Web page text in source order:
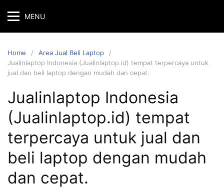
MENU
Home
Area Jual Beli Laptop
Jualinlaptop Indonesia (Jualinlaptop.id) tempat terpercaya untuk
jual dan beli laptop dengan mudah dan cepat.
Jualinlaptop Indonesia
(Jualinlaptop.id) tempat
terpercaya untuk jual dan
beli laptop dengan mudah
dan cepat.